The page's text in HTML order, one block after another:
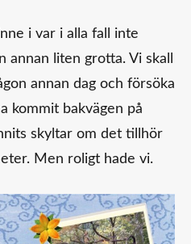
i var i alla fall inte
annan liten grotta. Vi skall
annan dag och försöka
kommit bakvägen på
skyltar om det tillhör
Men roligt hade vi.